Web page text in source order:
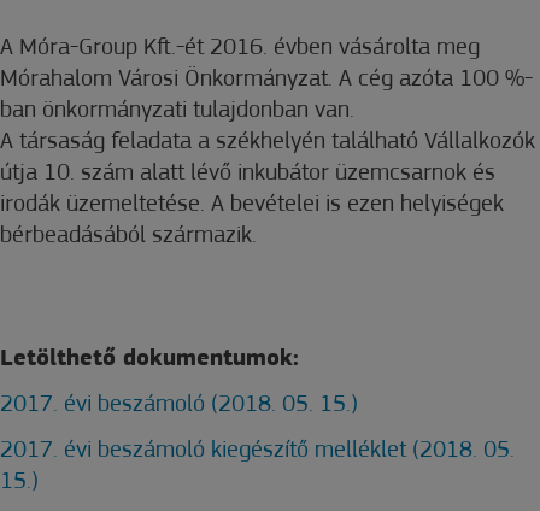
A Móra-Group Kft.-ét 2016. évben vásárolta meg
Mórahalom Városi Önkormányzat. A cég azóta 100 %-
ban önkormányzati tulajdonban van.
A társaság feladata a székhelyén található Vállalkozók
útja 10. szám alatt lévő inkubátor üzemcsarnok és
irodák üzemeltetése. A bevételei is ezen helyiségek
bérbeadásából származik.
Letölthető dokumentumok:
2017. évi beszámoló (2018. 05. 15.)
2017. évi beszámoló kiegészítő melléklet (2018. 05.
15.)